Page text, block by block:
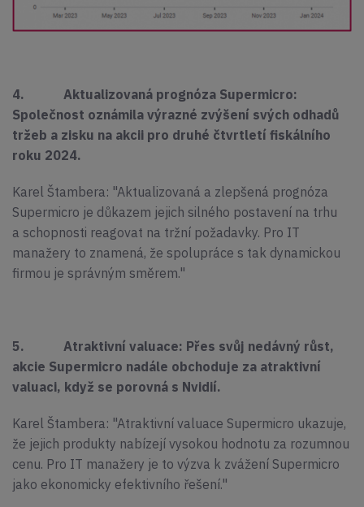
4. Aktualizovaná prognóza Supermicro:
Společnost oznámila výrazné zvýšení svých odhadů
tržeb a zisku na akcii pro druhé čtvrtletí fiskálního
roku 2024.
Karel Štambera: "Aktualizovaná a zlepšená prognóza
Supermicro je důkazem jejich silného postavení na trhu
a schopnosti reagovat na tržní požadavky. Pro IT
manažery to znamená, že spolupráce s tak dynamickou
firmou je správným směrem."
5. Atraktivní valuace: Přes svůj nedávný růst,
akcie Supermicro nadále obchoduje za atraktivní
valuaci, když se porovná s Nvidií.
Karel Štambera: "Atraktivní valuace Supermicro ukazuje,
že jejich produkty nabízejí vysokou hodnotu za rozumnou
cenu. Pro IT manažery je to výzva k zvážení Supermicro
jako ekonomicky efektivního řešení."